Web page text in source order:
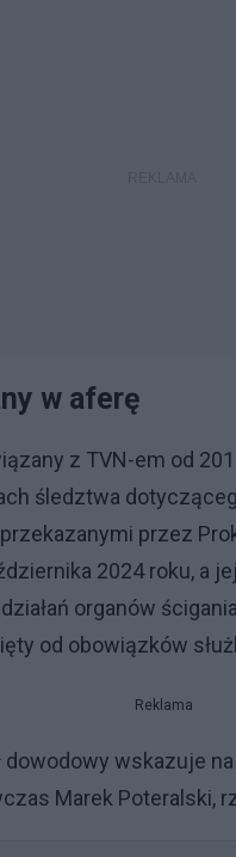
w aferę
z TVN-em od
śledztwa
przez
2024 roku, a
organów
od obowiązków
Reklama
dowodowy wskazuje
Marek Poteralski,